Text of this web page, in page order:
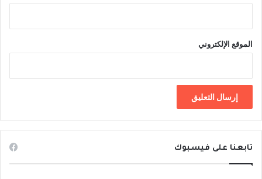
الموقع الإلكتروني
تابعنا على فيسبوك